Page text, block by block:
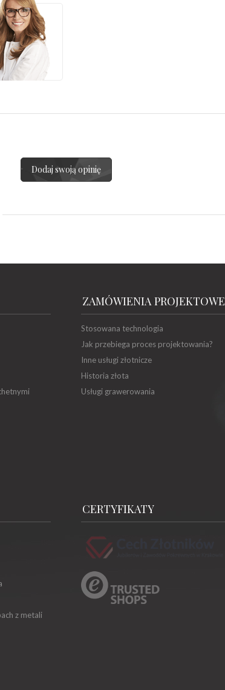
Dodaj swoją opinię
ZAMÓWIENIA PROJEKTOWE
Stosowana technologia
Jak przebiega proces projektowania?
Inne usługi złotnicze
Historia złota
Usługi grawerowania
z metali
CERTYFIKATY